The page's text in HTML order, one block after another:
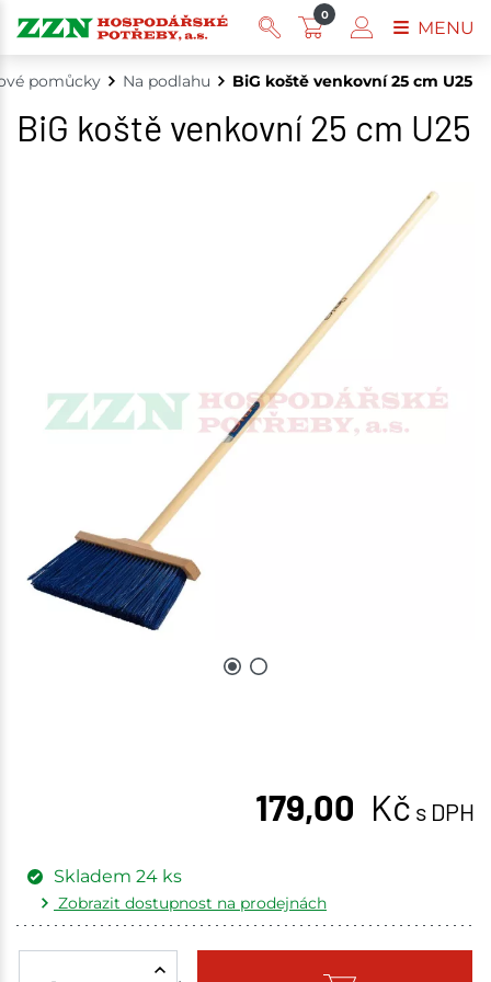
pomůcky Na podlahu BiG koště venkovní 25 cm U25
BiG koště venkovní 25 cm U25
179,00 Kč s DPH
Skladem 24 ks
Zobrazit dostupnost na prodejnách
0
MENU